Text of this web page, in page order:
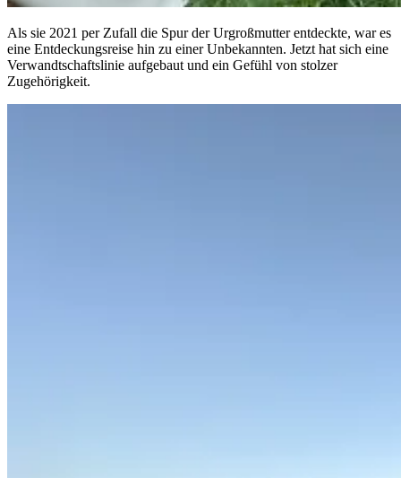
Als sie 2021 per Zufall die Spur der Urgroßmutter entdeckte, war es
eine Entdeckungsreise hin zu einer Unbekannten. Jetzt hat sich eine
Verwandtschaftslinie aufgebaut und ein Gefühl von stolzer
Zugehörigkeit.